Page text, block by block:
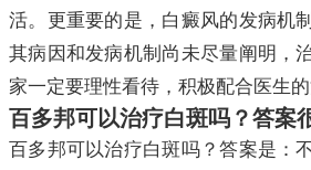
活。更重要的是，白癜风的发病机
其病因和发病机制尚未尽量阐明，
家一定要理性看待，积极配合医生的
百多邦可以治疗白斑吗？答案
百多邦可以治疗白斑吗？答案是：